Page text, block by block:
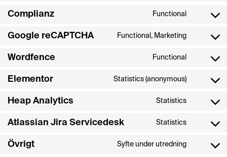
microsoft-
Complianz Functional
Consent
complianz
Google reCAPTCHA Functional, Marketing
Consent
google-
Wordfence Functional
Consent
wordfence
Elementor Statistics (anonymous)
Consent
elementor
Heap Analytics Statistics
Consent
heap-
Atlassian Jira Servicedesk Statistics
Consent
Övrigt Syfte under utredning
Consent